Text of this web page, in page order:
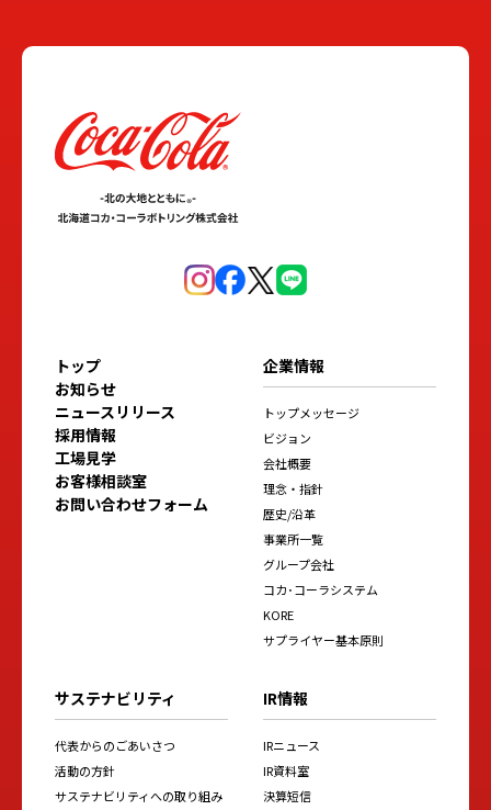
トップ
お知らせ
ニュースリリース
採用情報
工場見学
お客様相談室
お問い合わせフォーム
企業情報
トップメッセージ
ビジョン
会社概要
理念・指針
歴史/沿革
事業所一覧
グループ会社
コカ･コーラシステム
KORE
サプライヤー基本原則
サステナビリティ
代表からのごあいさつ
活動の方針
サステナビリティへの取り組み
IR情報
IRニュース
IR資料室
決算短信